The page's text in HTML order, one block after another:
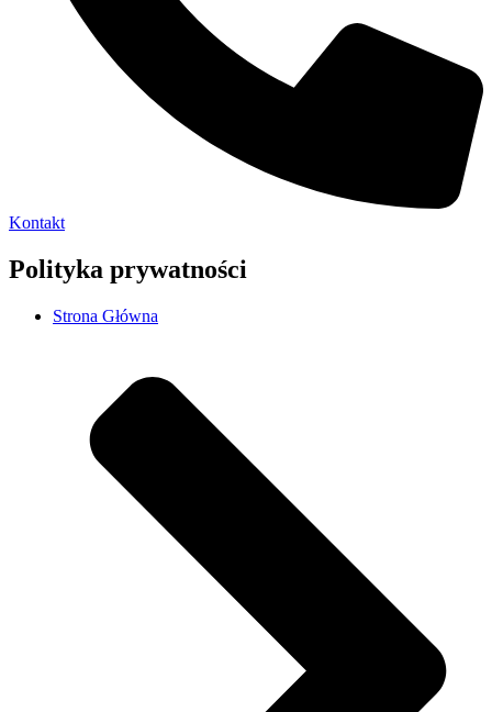
Kontakt
Polityka prywatności
Strona Główna